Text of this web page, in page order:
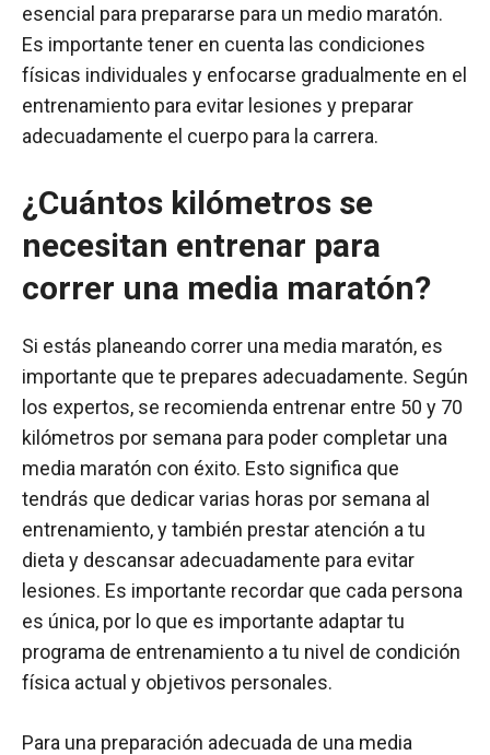
esencial para prepararse para un medio maratón.
Es importante tener en cuenta las condiciones
físicas individuales y enfocarse gradualmente en el
entrenamiento para evitar lesiones y preparar
adecuadamente el cuerpo para la carrera.
¿Cuántos kilómetros se
necesitan entrenar para
correr una media maratón?
Si estás planeando correr una media maratón, es
importante que te prepares adecuadamente. Según
los expertos, se recomienda entrenar entre 50 y 70
kilómetros por semana para poder completar una
media maratón con éxito. Esto significa que
tendrás que dedicar varias horas por semana al
entrenamiento, y también prestar atención a tu
dieta y descansar adecuadamente para evitar
lesiones. Es importante recordar que cada persona
es única, por lo que es importante adaptar tu
programa de entrenamiento a tu nivel de condición
física actual y objetivos personales.
Para una preparación adecuada de una media